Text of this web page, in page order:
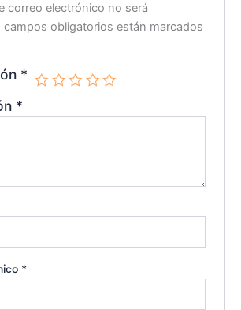
correo electrónico no será
campos obligatorios están marcados
*
*
*